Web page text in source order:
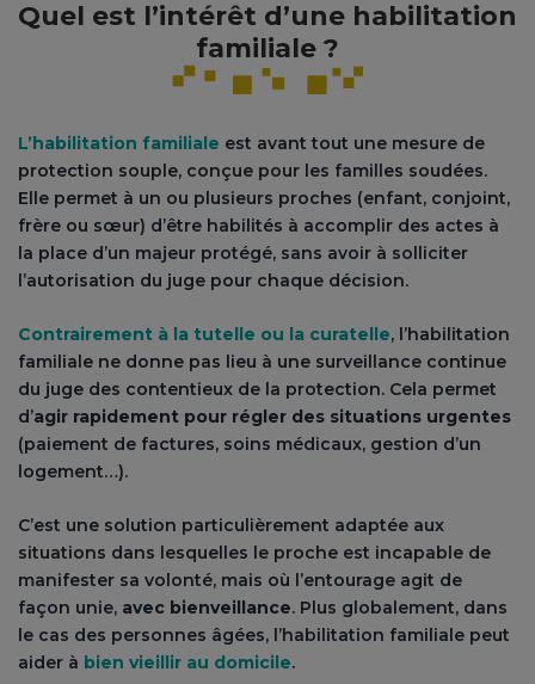
Quel est l’intérêt d’une habilitation
familiale ?
L’habilitation familiale est avant tout une mesure de
protection souple, conçue pour les familles soudées.
Elle permet à un ou plusieurs proches (enfant, conjoint,
frère ou sœur) d’être habilités à accomplir des actes à
la place d’un majeur protégé, sans avoir à solliciter
l’autorisation du juge pour chaque décision.
Contrairement à la tutelle ou la curatelle, l’habilitation
familiale ne donne pas lieu à une surveillance continue
du juge des contentieux de la protection. Cela permet
d’agir rapidement pour régler des situations urgentes
(paiement de factures, soins médicaux, gestion d’un
logement…).
C’est une solution particulièrement adaptée aux
situations dans lesquelles le proche est incapable de
manifester sa volonté, mais où l’entourage agit de
façon unie, avec bienveillance. Plus globalement, dans
le cas des personnes âgées, l’habilitation familiale peut
aider à bien vieillir au domicile.